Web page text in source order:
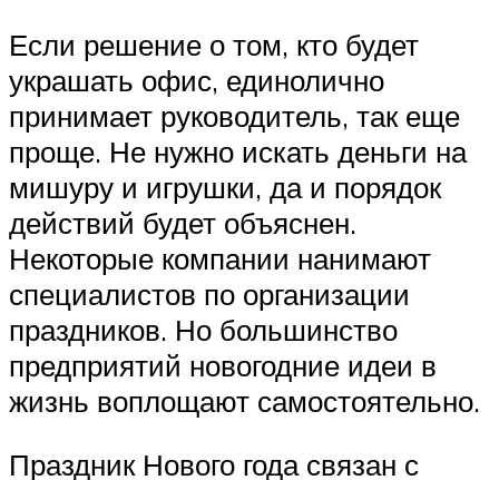
Если решение о том, кто будет
украшать офис, единолично
принимает руководитель, так еще
проще. Не нужно искать деньги на
мишуру и игрушки, да и порядок
действий будет объяснен.
Некоторые компании нанимают
специалистов по организации
праздников. Но большинство
предприятий новогодние идеи в
жизнь воплощают самостоятельно.
Праздник Нового года связан с